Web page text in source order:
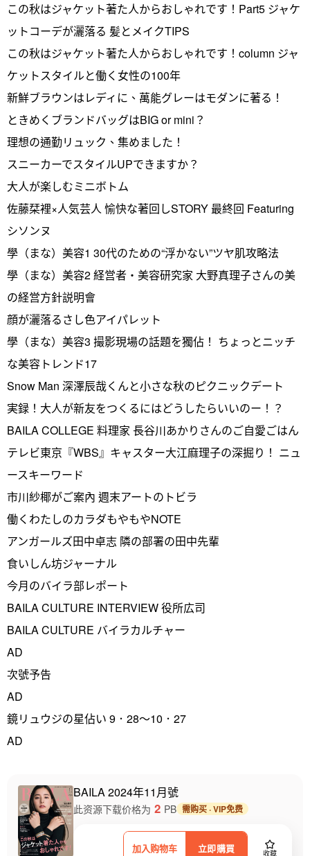
この秋はジャケット著た人からおしゃれです！Part5 ジャケ
ットコーデが灑落る 髪とメイクTIPS
この秋はジャケット著た人からおしゃれです！column ジャ
ケットスタイルと働く女性の100年
新鮮ブラウンはレディに、萬能グレーはモダンに著る！
ときめくブランドバッグはBIG or mini？
理想の通勤リュック、集めました！
スニーカーでスタイルUPできますか？
大人が楽しむミニボトム
佐藤栞裡×人気芸人 愉快な著回しSTORY 最終回 Featuring
シソンヌ
學（まな）美容1 30代のための“浮かない”ツヤ肌攻略法
學（まな）美容2 経営者・美容研究家 大野真理子さんの美
の経営方針説明會
顔が灑落るさし色アイパレット
學（まな）美容3 撮影現場の話題を獨佔！ ちょっとニッチ
な美容トレンド17
Snow Man 深澤辰哉くんと小さな秋のピクニックデート
実録！大人が新友をつくるにはどうしたらいいのー！？
BAILA COLLEGE 料理家 長谷川あかりさんのご自愛ごはん
テレビ東京『WBS』キャスター大江麻理子の深掘り！ ニュ
ースキーワード
市川紗椰がご案內 週末アートのトビラ
働くわたしのカラダもやもやNOTE
アンガールズ田中卓志 隣の部署の田中先輩
食いしん坊ジャーナル
今月のバイラ部レポート
BAILA CULTURE INTERVIEW 役所広司
BAILA CULTURE バイラカルチャー
AD
次號予告
AD
鏡リュウジの星佔い 9．28～10．27
AD
BAILA 2024年11月號
加入购物车 立即購買 收藏
此资源下载价格为 2 PB 需购买 · VIP免费